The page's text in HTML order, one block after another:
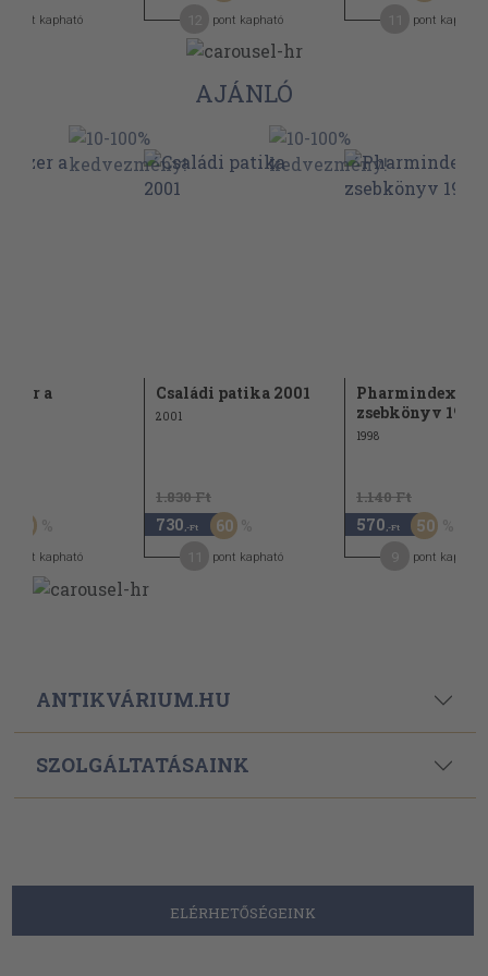
pont kapható pont kapható pont kapható
AJÁNLÓ
a
50
pont kapható
Családi patika 2001
2001
1.830 Ft
730 ,-Ft 60
pont kapható
Pharmindex
zsebkönyv
1998
1.140 Ft
570 ,-Ft 50
pont kapható
ANTIKVÁRIUM.HU
SZOLGÁLTATÁSAINK
ELÉRHETŐSÉGEINK